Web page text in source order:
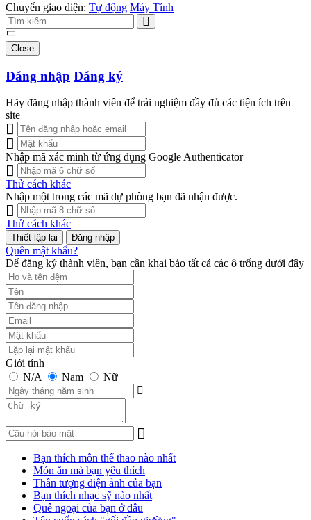
Chuyển giao diện: Tự động Máy Tính
Close
Đăng nhập Đăng ký
Hãy đăng nhập thành viên để trải nghiệm đầy đủ các tiện ích trên
site
Nhập mã xác minh từ ứng dụng Google Authenticator
Thử cách khác
Nhập một trong các mã dự phòng bạn đã nhận được.
Thử cách khác
Đăng nhập
Quên mật khẩu?
Để đăng ký thành viên, bạn cần khai báo tất cả các ô trống dưới đây
Giới tính
N/A
Nam Nữ
Bạn thích môn thể thao nào nhất
Món ăn mà bạn yêu thích
Thần tượng điện ảnh của bạn
Bạn thích nhạc sỹ nào nhất
Quê ngoại của bạn ở đâu